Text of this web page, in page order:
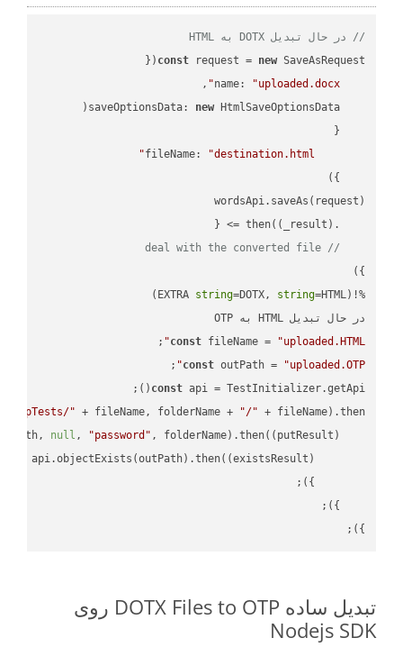
// در حال تبدیل DOTX به HTML
const request = new
name: "uploaded.docx"
saveOptionsData: new
fileName:
"destination.html"
    .then(
( _result ) =>
// deal with the converted file
%!(EXTRA
string=DOTX, string
در حال تبدیل HTML به OTP
const fileName = "uploaded.HTML"
;
const outPath = "uploaded.OTP"
;
const api = TestInitializer.getApi();
"TempTests/" + fileName, folderName + "/" + fileName).then(
null , "password" , folderName).then( ( putResult ) =>
api.objectExists(outPath).then( (existsResult ) =>
});
تبدیل ساده DOTX Files to OTP روی
Nodejs SDK